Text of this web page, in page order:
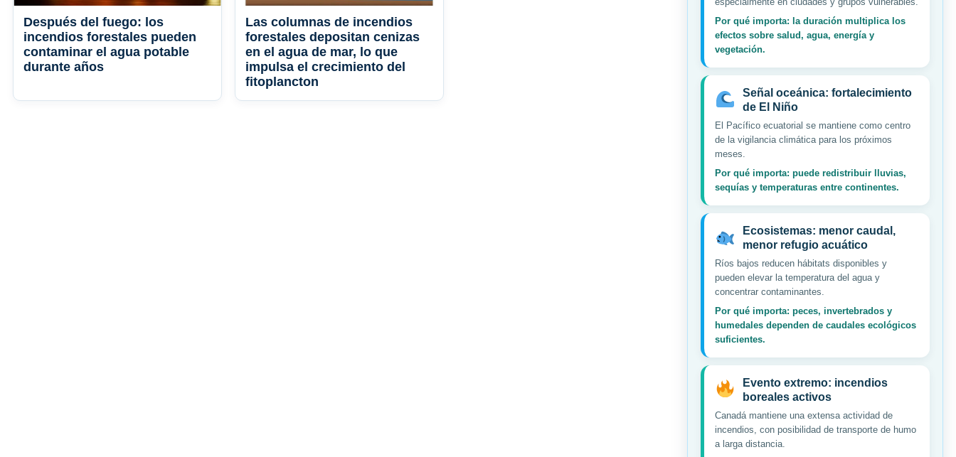
Después del fuego: los
incendios forestales pueden
contaminar el agua potable
durante años
Las columnas de incendios
forestales depositan cenizas
en el agua de mar, lo que
impulsa el crecimiento del
fitoplancton
Por qué importa: la duración multiplica los
efectos sobre salud, agua, energía y
vegetación.
Señal oceánica: fortalecimiento
de El Niño
El Pacífico ecuatorial se mantiene como centro
de la vigilancia climática para los próximos
meses.
Por qué importa: puede redistribuir lluvias,
sequías y temperaturas entre continentes.
Ecosistemas: menor caudal,
menor refugio acuático
Ríos bajos reducen hábitats disponibles y
pueden elevar la temperatura del agua y
concentrar contaminantes.
Por qué importa: peces, invertebrados y
humedales dependen de caudales ecológicos
suficientes.
Evento extremo: incendios
boreales activos
Canadá mantiene una extensa actividad de
incendios, con posibilidad de transporte de humo
a larga distancia.